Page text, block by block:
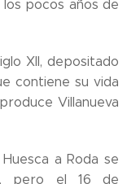
pocos años de
XII, depositado
contiene su vida
Villanueva
a Roda se
pero el 16 de